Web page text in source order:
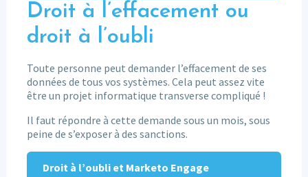
Droit à l’effacement ou
droit à l’oubli
Toute personne peut demander l’effacement de ses
données de tous vos systèmes. Cela peut assez vite
être un projet informatique transverse compliqué !
Il faut répondre à cette demande sous un mois, sous
peine de s’exposer à des sanctions.
Droit à l’oubli et Marketo Engage